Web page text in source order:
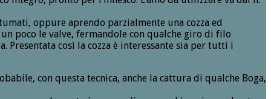
oppure aprendo parzialmente una cozza ed
poco le valve, fermandole con qualche giro di filo
così la cozza è interessante sia per tutti i
con questa tecnica, anche la cattura di qualche Boga,